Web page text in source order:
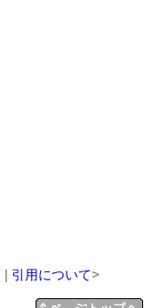
| 引用について>